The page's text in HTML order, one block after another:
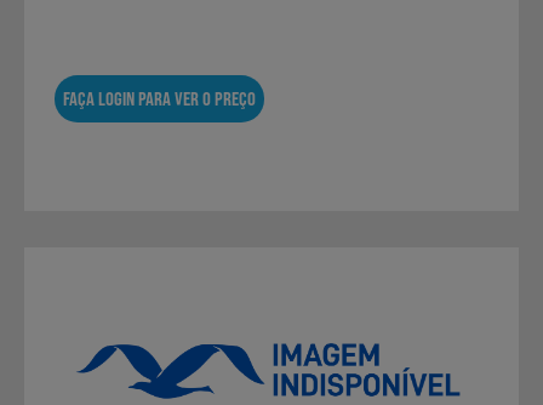
FAÇA LOGIN PARA VER O PREÇO